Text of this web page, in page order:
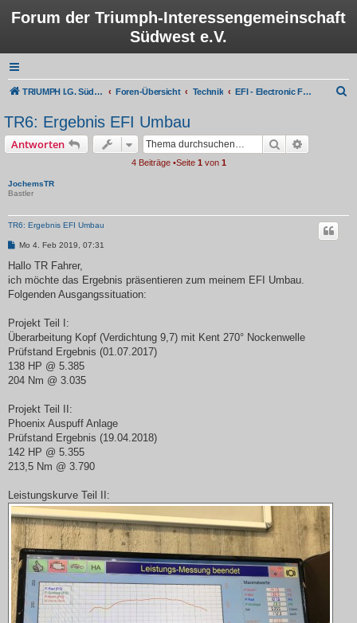
Forum der Triumph-Interessengemeinschaft
Südwest e.V.
TRIUMPH I.G. Südwest e.V. Foren-Übersicht Technik EFI - Electronic Fuel Injection
TR6: Ergebnis EFI Umbau
Antworten Suche
4 Beiträge •Seite 1 von 1
JochemsTR
Bastler
TR6: Ergebnis EFI Umbau
B
i
r
a
Mo 4. Feb 2019, 07:31
Hallo TR Fahrer,
ich möchte das Ergebnis präsentieren zum meinem EFI Umbau.
Folgenden Ausgangssituation:
Projekt Teil I:
Überarbeitung Kopf (Verdichtung 9,7) mit Kent 270° Nockenwelle
Prüfstand Ergebnis (01.07.2017)
138 HP @ 5.385
204 Nm @ 3.035
Projekt Teil II:
Phoenix Auspuff Anlage
Prüfstand Ergebnis (19.04.2018)
142 HP @ 5.355
213,5 Nm @ 3.790
Leistungskurve Teil II: